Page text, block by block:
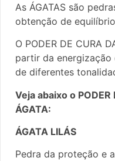
As ÁGATAS são
obtenção de
O PODER DE CURA
partir da energização
de diferentes
Veja abaixo o PODER
ÁGATA:
ÁGATA LILÁS
Pedra da proteção e